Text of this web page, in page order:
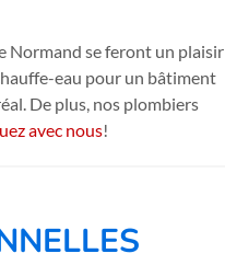
Normand se feront un plaisir
eau pour un bâtiment
De plus, nos plombiers
avec nous!